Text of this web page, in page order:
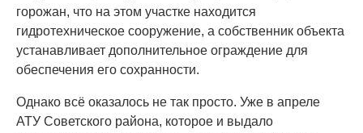
горожан, что на этом участке находится
гидротехническое сооружение, а собственник объекта
устанавливает дополнительное ограждение для
обеспечения его сохранности.
Однако всё оказалось не так просто. Уже в апреле
АТУ Советского района, которое и выдало